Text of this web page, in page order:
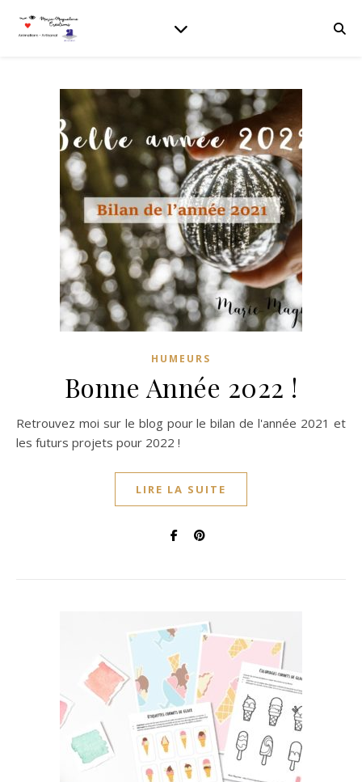
HUMEURS
Bonne Année 2022 !
Retrouvez moi sur le blog pour le bilan de l'année 2021 et
les futurs projets pour 2022 !
LIRE LA SUITE